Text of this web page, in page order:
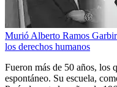
Murió Alberto Ramos
los derechos humanos
Fueron más de 50 años, los
espontáneo. Su escuela,